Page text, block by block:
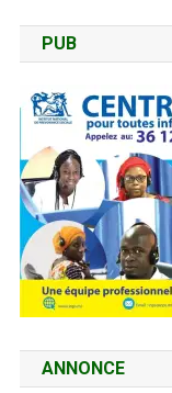
PUB
ANNONCE